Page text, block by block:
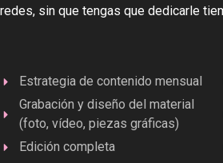
redes, sin que tengas que dedicarle
Estrategia de contenido mensual
Grabación y diseño del material
(foto, vídeo, piezas gráficas)
Edición completa